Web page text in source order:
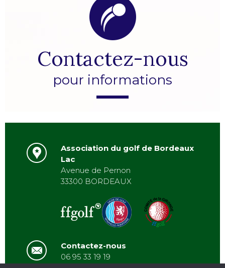
Contactez-nous
pour informations
Association du golf de Bordeaux
Lac
Avenue de Pernon
33300 BORDEAUX
Contactez-nous
06 95 33 19 19